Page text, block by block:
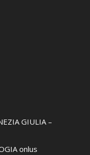
GIULIA –
onlus